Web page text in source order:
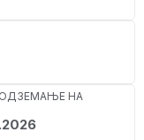
ОДЗЕМАЊЕ НА